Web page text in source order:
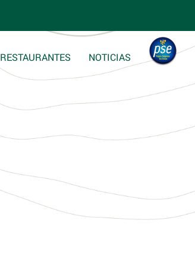
RESTAURANTES NOTICIAS